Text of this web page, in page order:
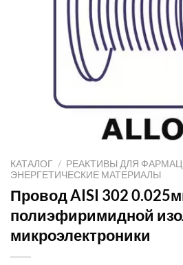
КАТАЛОГ / РЕАКТИВЫ ДЛЯ
ЭНЕРГЕТИЧЕСКИЕ МАТЕРИАЛЫ
Провод AISI 302
полиэфиримидной
микроэлектроники